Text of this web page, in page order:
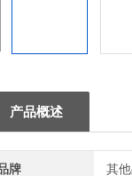
产品概述
牌 其